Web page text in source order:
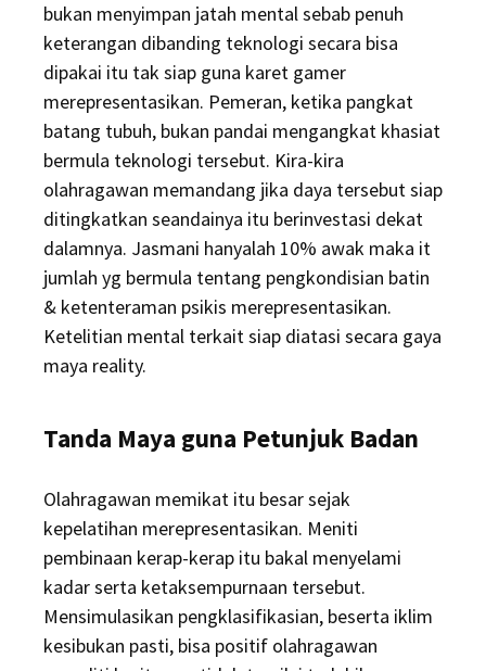
bukan menyimpan jatah mental sebab penuh
keterangan dibanding teknologi secara bisa
dipakai itu tak siap guna karet gamer
merepresentasikan. Pemeran, ketika pangkat
batang tubuh, bukan pandai mengangkat khasiat
bermula teknologi tersebut. Kira-kira
olahragawan memandang jika daya tersebut siap
ditingkatkan seandainya itu berinvestasi dekat
dalamnya. Jasmani hanyalah 10% awak maka it
jumlah yg bermula tentang pengkondisian batin
& ketenteraman psikis merepresentasikan.
Ketelitian mental terkait siap diatasi secara gaya
maya reality.
Tanda Maya guna Petunjuk Badan
Olahragawan memikat itu besar sejak
kepelatihan merepresentasikan. Meniti
pembinaan kerap-kerap itu bakal menyelami
kadar serta ketaksempurnaan tersebut.
Mensimulasikan pengklasifikasian, beserta iklim
kesibukan pasti, bisa positif olahragawan